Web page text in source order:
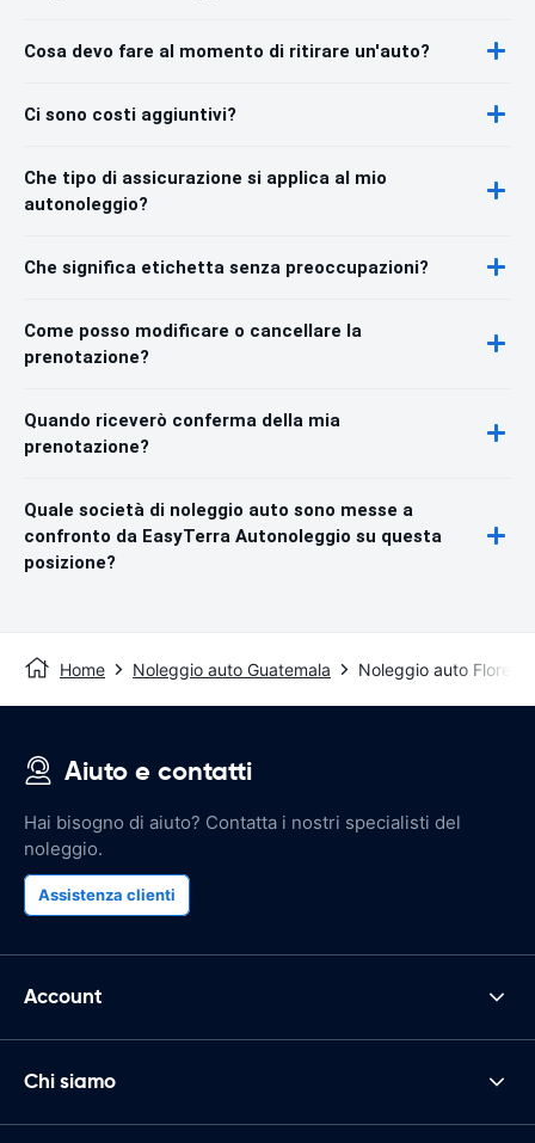
Cosa devo fare al momento di ritirare un'auto?
Ci sono costi aggiuntivi?
Che tipo di assicurazione si applica al mio
autonoleggio?
Che significa etichetta senza preoccupazioni?
Come posso modificare o cancellare la
prenotazione?
Quando riceverò conferma della mia
prenotazione?
Quale società di noleggio auto sono messe a
confronto da EasyTerra Autonoleggio su questa
posizione?
Home Noleggio auto Guatemala Noleggio auto Flores
Aiuto e contatti
Hai bisogno di aiuto? Contatta i nostri specialisti del
noleggio.
Assistenza clienti
Account
Chi siamo